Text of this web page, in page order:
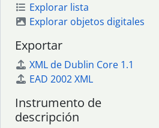
Explorar lista
Explorar objetos digitales
Exportar
XML de Dublin Core 1.1
EAD 2002 XML
Instrumento de
descripción